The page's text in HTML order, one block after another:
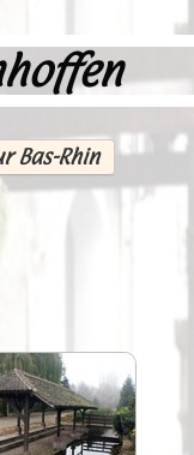
et
Bas-Rhin